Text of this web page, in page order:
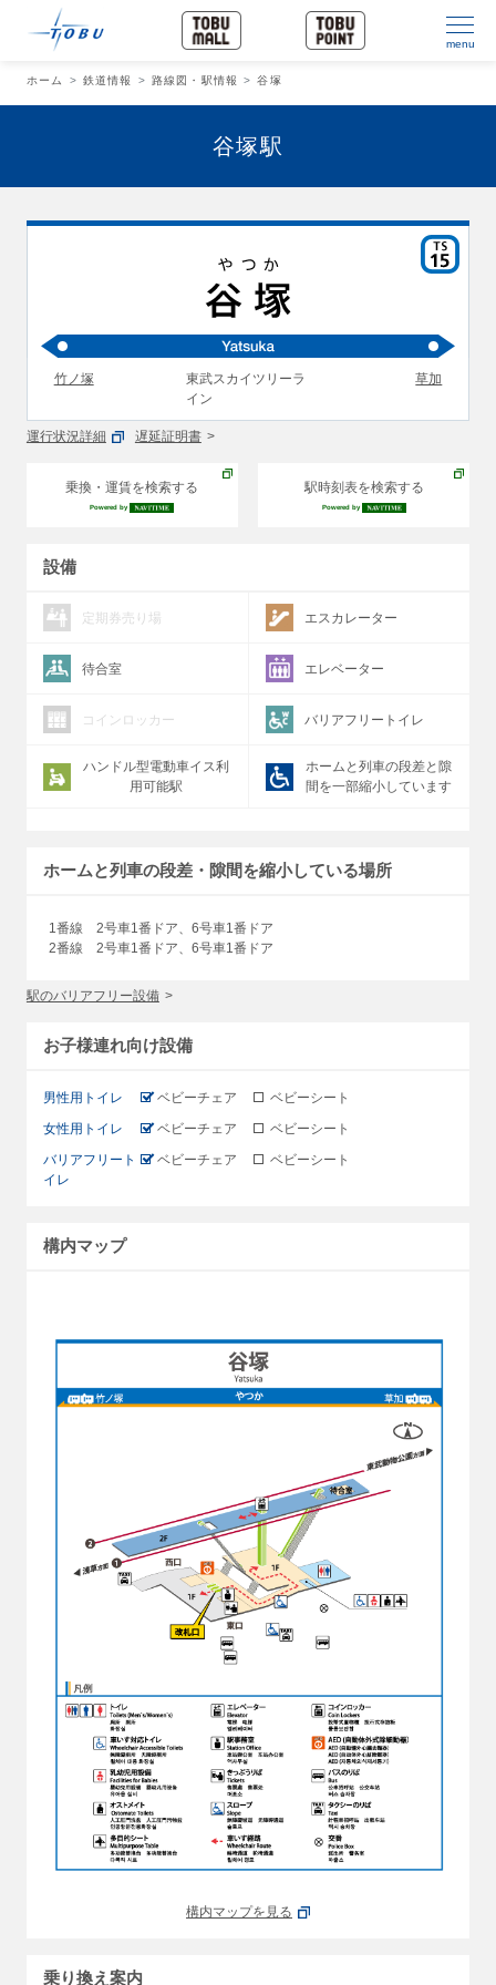
menu
ホーム 鉄道情報 路線図・駅情報 谷塚
谷塚駅
竹ノ塚
東武スカイツリーラ
イン
草加
運行状況詳細 遅延証明書
乗換・運賃を検索する
Powered by
駅時刻表を検索する
Powered by
設備
定期券売り場 エスカレーター
待合室 エレベーター
コインロッカー バリアフリートイレ
ハンドル型電動車イス利
用可能駅
ホームと列車の段差と隙
間を一部縮小しています
ホームと列車の段差・隙間を縮小している場所
1番線 2号車1番ドア、6号車1番ドア
2番線 2号車1番ドア、6号車1番ドア
駅のバリアフリー設備
お子様連れ向け設備
男性用トイレ ベビーチェア
ベビーシート
女性用トイレ
ベビーチェア
ベビーシート
バリアフリート
イレ
ベビーチェア ベビーシート
構内マップ
構内マップを見る
乗り換え案内